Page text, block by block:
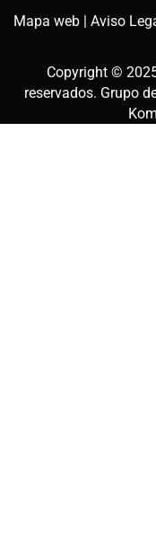
Mapa web | Aviso
Copyright ©
reservados. Grupo